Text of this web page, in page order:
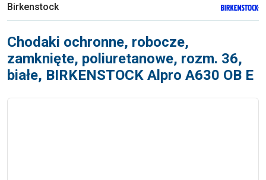
Birkenstock
Chodaki ochronne, robocze,
zamknięte, poliuretanowe, rozm. 36,
białe, BIRKENSTOCK Alpro A630 OB E